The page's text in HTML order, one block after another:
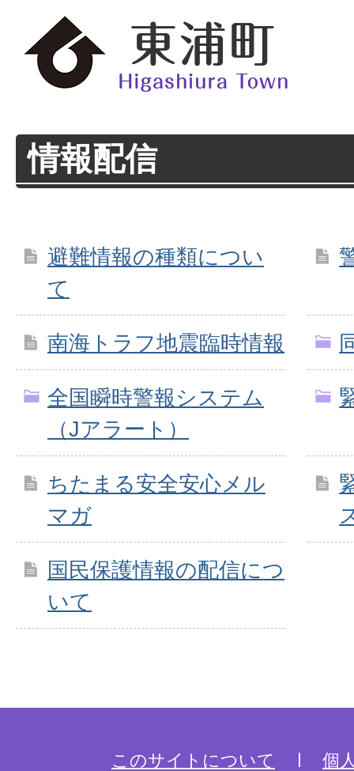
情報配信
避難情報の種類につい
て
南海トラフ地震臨時情報
全国瞬時警報システム
（Jアラート）
ちたまる安全安心メル
マガ
国民保護情報の配信につ
いて
このサイトについて
個